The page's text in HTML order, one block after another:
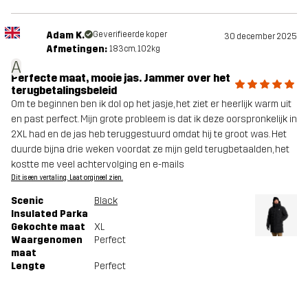
A
Adam K. Geverifieerde koper 30 december 2025
Afmetingen: 183cm, 102kg
Perfecte maat, mooie jas. Jammer over het
terugbetalingsbeleid
Om te beginnen ben ik dol op het jasje, het ziet er heerlijk warm uit
en past perfect. Mijn grote probleem is dat ik deze oorspronkelijk in
2XL had en de jas heb teruggestuurd omdat hij te groot was. Het
duurde bijna drie weken voordat ze mijn geld terugbetaalden, het
kostte me veel achtervolging en e-mails
Dit is een vertaling. Laat orgineel zien.
Scenic
Insulated Parka
Black
Gekochte maat
XL
Waargenomen
maat
Perfect
Lengte Perfect